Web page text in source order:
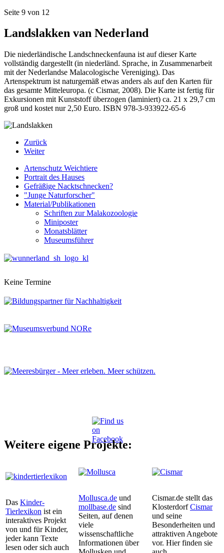
Seite 9 von 12
Landslakken van Nederland
Die niederländische Landschneckenfauna ist auf dieser Karte
vollständig dargestellt (in niederländ. Sprache, in Zusammenarbeit
mit der Nederlandse Malacologische Vereniging). Das
Artenspektrum ist naturgemäß etwas anders als auf den Karten für
das gesamte Mitteleuropa. (c Cismar, 2008). Die Karte ist fertig für
Exkursionen mit Kunststoff überzogen (laminiert) ca. 21 x 29,7 cm
groß und kostet nur 2,50 Euro. ISBN 978-3-933922-65-6
Zurück
Weiter
Artenschutz Weichtiere
Portrait des Hauses
Gefräßige Nacktschnecken?
"Junge Naturforscher"
Material/Publikationen
Schriften zur Malakozoologie
Miniposter
Monatsblätter
Museumsführer
Keine Termine
Weitere eigene Projekte:
Das Kinder-
Tierlexikon ist ein
interaktives Projekt
von und für Kinder,
jeder kann Texte
lesen oder sich auch
Mollusca.de und
mollbase.de sind
Seiten, auf denen
viele
wissenschaftliche
Informationen über
Cismar.de stellt das
KlosterdorfCismar
und seine
Besonderheiten und
attraktiven Angebote
vor. Hier finden sie